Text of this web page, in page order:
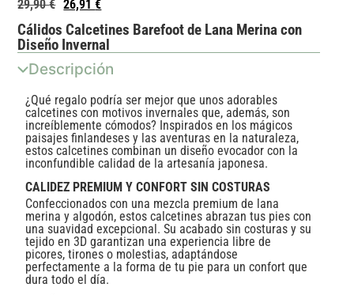
29,90€ 26,91€
Cálidos Calcetines Barefoot de Lana Merina con
Diseño Invernal
Descripción
¿Qué regalo podría ser mejor que unos adorables
calcetines con motivos invernales que, además, son
increíblemente cómodos? Inspirados en los mágicos
paisajes finlandeses y las aventuras en la naturaleza,
estos calcetines combinan un diseño evocador con la
inconfundible calidad de la artesanía japonesa.
CALIDEZ PREMIUM Y CONFORT SIN COSTURAS
Confeccionados con una mezcla premium de lana
merina y algodón, estos calcetines abrazan tus pies con
una suavidad excepcional. Su acabado sin costuras y su
tejido en 3D garantizan una experiencia libre de
picores, tirones o molestias, adaptándose
perfectamente a la forma de tu pie para un confort que
dura todo el día.